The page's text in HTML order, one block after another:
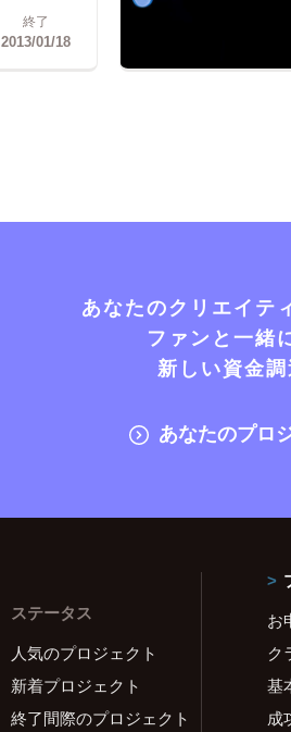
終了
2013/01/18
あなたのクリエイテ
ファンと一緒
新しい資金
あなたのプロ
ステータス
人気のプロジェクト
新着プロジェクト
終了間際のプロジェクト
お
ク
基
成